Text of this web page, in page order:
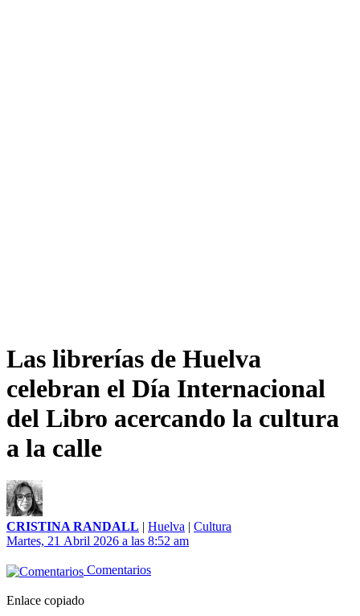
Las librerías de Huelva
celebran el Día Internacional
del Libro acercando la cultura
a la calle
CRISTINA RANDALL | Huelva | Cultura
Martes, 21 Abril 2026 a las 8:52 am
Comentarios
Enlace copiado